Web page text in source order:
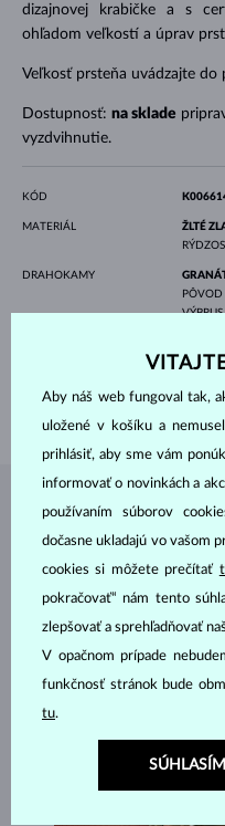
dizajnovej krabičke a s
ohľadom veľkostí a úprav
Veľkosť prsteňa uvádzajte do
Dostupnosť: na sklade
vyzdvihnutie.
KÓD
MATERIÁL
ŽLTÉ
DRAHOKAMY
PÔVOD
VÝBRUS
ŠPERKY Z
Aby náš web fungoval tak,
uložené v košíku a
prihlásiť, aby sme vám
informovať o novinkách a
používaním súborov
dočasne ukladajú vo vašom
cookies si môžete prečítať
pokračovať“ nám tento
zlepšovať a sprehľadňovať
V opačnom prípade
funkčnosť stránok bude
tu.